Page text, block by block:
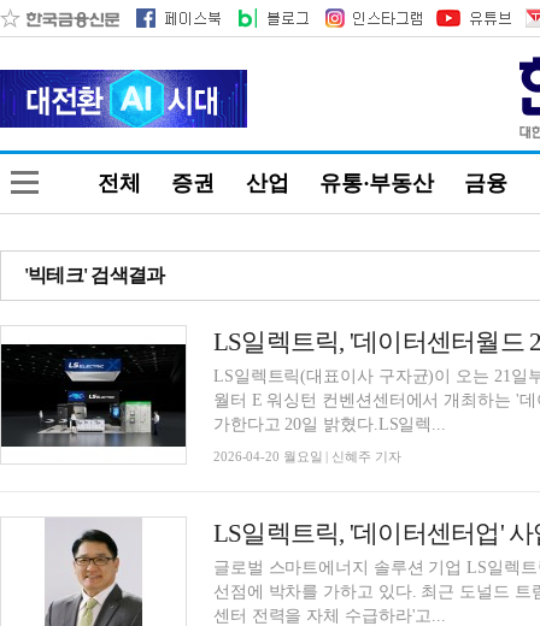
전체 증권 산업 유통·부동산 금융
'빅테크' 검색결과
LS일렉트릭(대표이사 구자균)이 오는 21일
월터 E 워싱턴 컨벤션센터에서 개최하는 '데
가한다고 20일 밝혔다.LS일렉...
2026-04-20 월요일 | 신혜주 기자
글로벌 스마트에너지 솔루션 기업 LS일렉
선점에 박차를 가하고 있다. 최근 도널드
센터 전력을 자체 수급하라'고...